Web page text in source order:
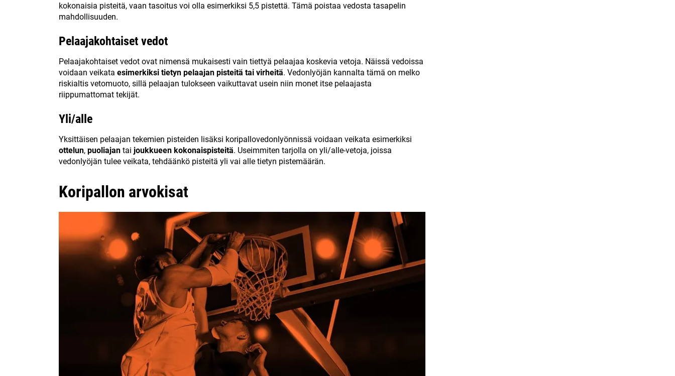
kokonaisia pisteitä, vaan tasoitus voi olla esimerkiksi 5,5 pistettä. Tämä poistaa vedosta tasapelin
mahdollisuuden.
Pelaajakohtaiset vedot
Pelaajakohtaiset vedot ovat nimensä mukaisesti vain tiettyä pelaajaa koskevia vetoja. Näissä vedoissa
voidaan veikata esimerkiksi tietyn pelaajan pisteitä tai virheitä. Vedonlyöjän kannalta tämä on melko
riskialtis vetomuoto, sillä pelaajan tulokseen vaikuttavat usein niin monet itse pelaajasta
riippumattomat tekijät.
Yli/alle
Yksittäisen pelaajan tekemien pisteiden lisäksi koripallovedonlyönnissä voidaan veikata esimerkiksi
ottelun, puoliajan tai joukkueen kokonaispisteitä. Useimmiten tarjolla on yli/alle-vetoja, joissa
vedonlyöjän tulee veikata, tehdäänkö pisteitä yli vai alle tietyn pistemäärän.
Koripallon arvokisat